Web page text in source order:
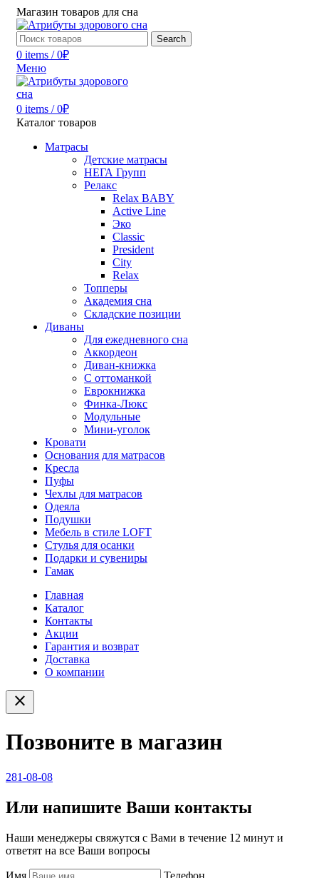
Магазин товаров для сна
Search
0 items / 0₽
Меню
0 items / 0₽
Каталог товаров
Матрасы
Детские матрасы
НЕГА Групп
Релакс
Relax BABY
Active Line
Эко
Classic
President
City
Relax
Топперы
Академия сна
Складские позиции
Диваны
Для ежедневного сна
Аккордеон
Диван-книжка
С оттоманкой
Еврокнижка
Финка-Люкс
Модульные
Мини-уголок
Кровати
Основания для матрасов
Кресла
Пуфы
Чехлы для матрасов
Одеяла
Подушки
Мебель в стиле LOFT
Стулья для осанки
Подарки и сувениры
Гамак
Главная
Каталог
Контакты
Акции
Гарантия и возврат
Доставка
О компании
close
Позвоните в магазин
281-08-08
Или напишите Ваши контакты
Наши менеджеры свяжутся с Вами в течение 12 минут и
ответят на все Ваши вопросы
Имя Телефон